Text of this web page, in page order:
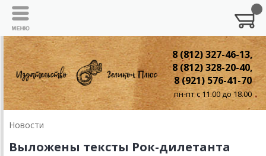
8 (812) 327-46-13,
8 (812) 328-20-40,
8 (921) 576-41-70
пн-пт с 11.00 до 18.00
Новости
Выложены тексты Рок-дилетанта